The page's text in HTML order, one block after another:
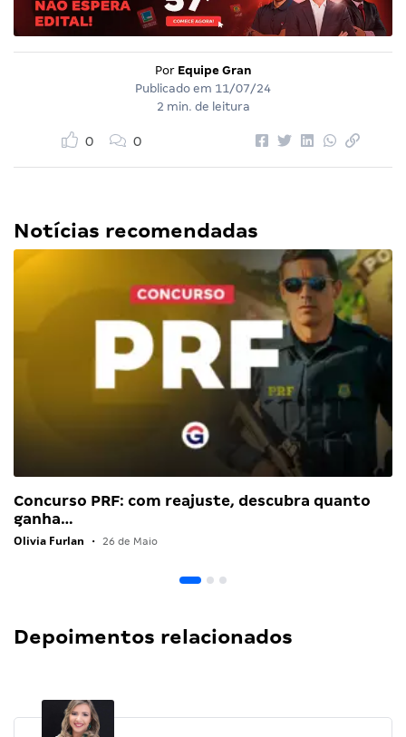
Por Equipe Gran
Publicado em 11/07/24
2 min. de leitura
0 0
Notícias recomendadas
Concurso PRF: com reajuste, descubra quanto
ganha…
Olivia Furlan • 26 de Maio
Depoimentos relacionados